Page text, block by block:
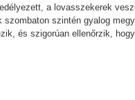
a lovasszekerek
szombaton szintén gyalog
és szigorúan ellenőrzik,